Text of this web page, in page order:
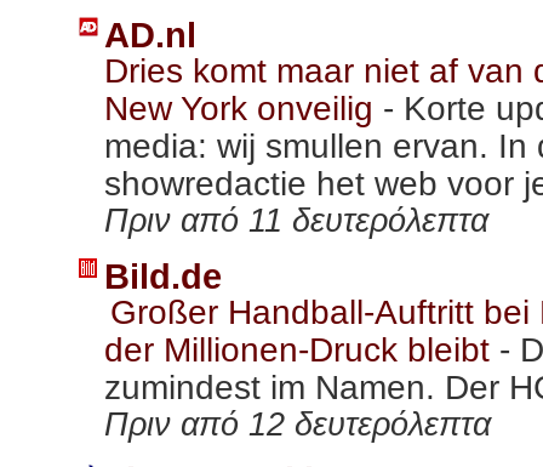
AD.nl
Dries komt maar niet af van
New York onveilig - Korte
media: wij smullen ervan.
showredactie het web voor
Πριν από 11 δευτερόλεπτα
Bild.de
Großer Handball-Auftritt
der Millionen-Druck bleibt -
zumindest im Namen. Der
Πριν από 12 δευτερόλεπτα